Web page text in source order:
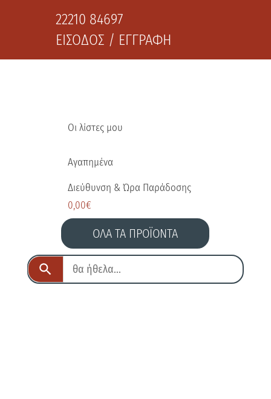
22210 84697
ΕΙΣΟΔΟΣ / ΕΓΓΡΑΦΗ
Οι λίστες μου
Αγαπημένα
Διεύθυνση & Ώρα Παράδοσης
0,00€
ΟΛΑ ΤΑ ΠΡΟΪΟΝΤΑ